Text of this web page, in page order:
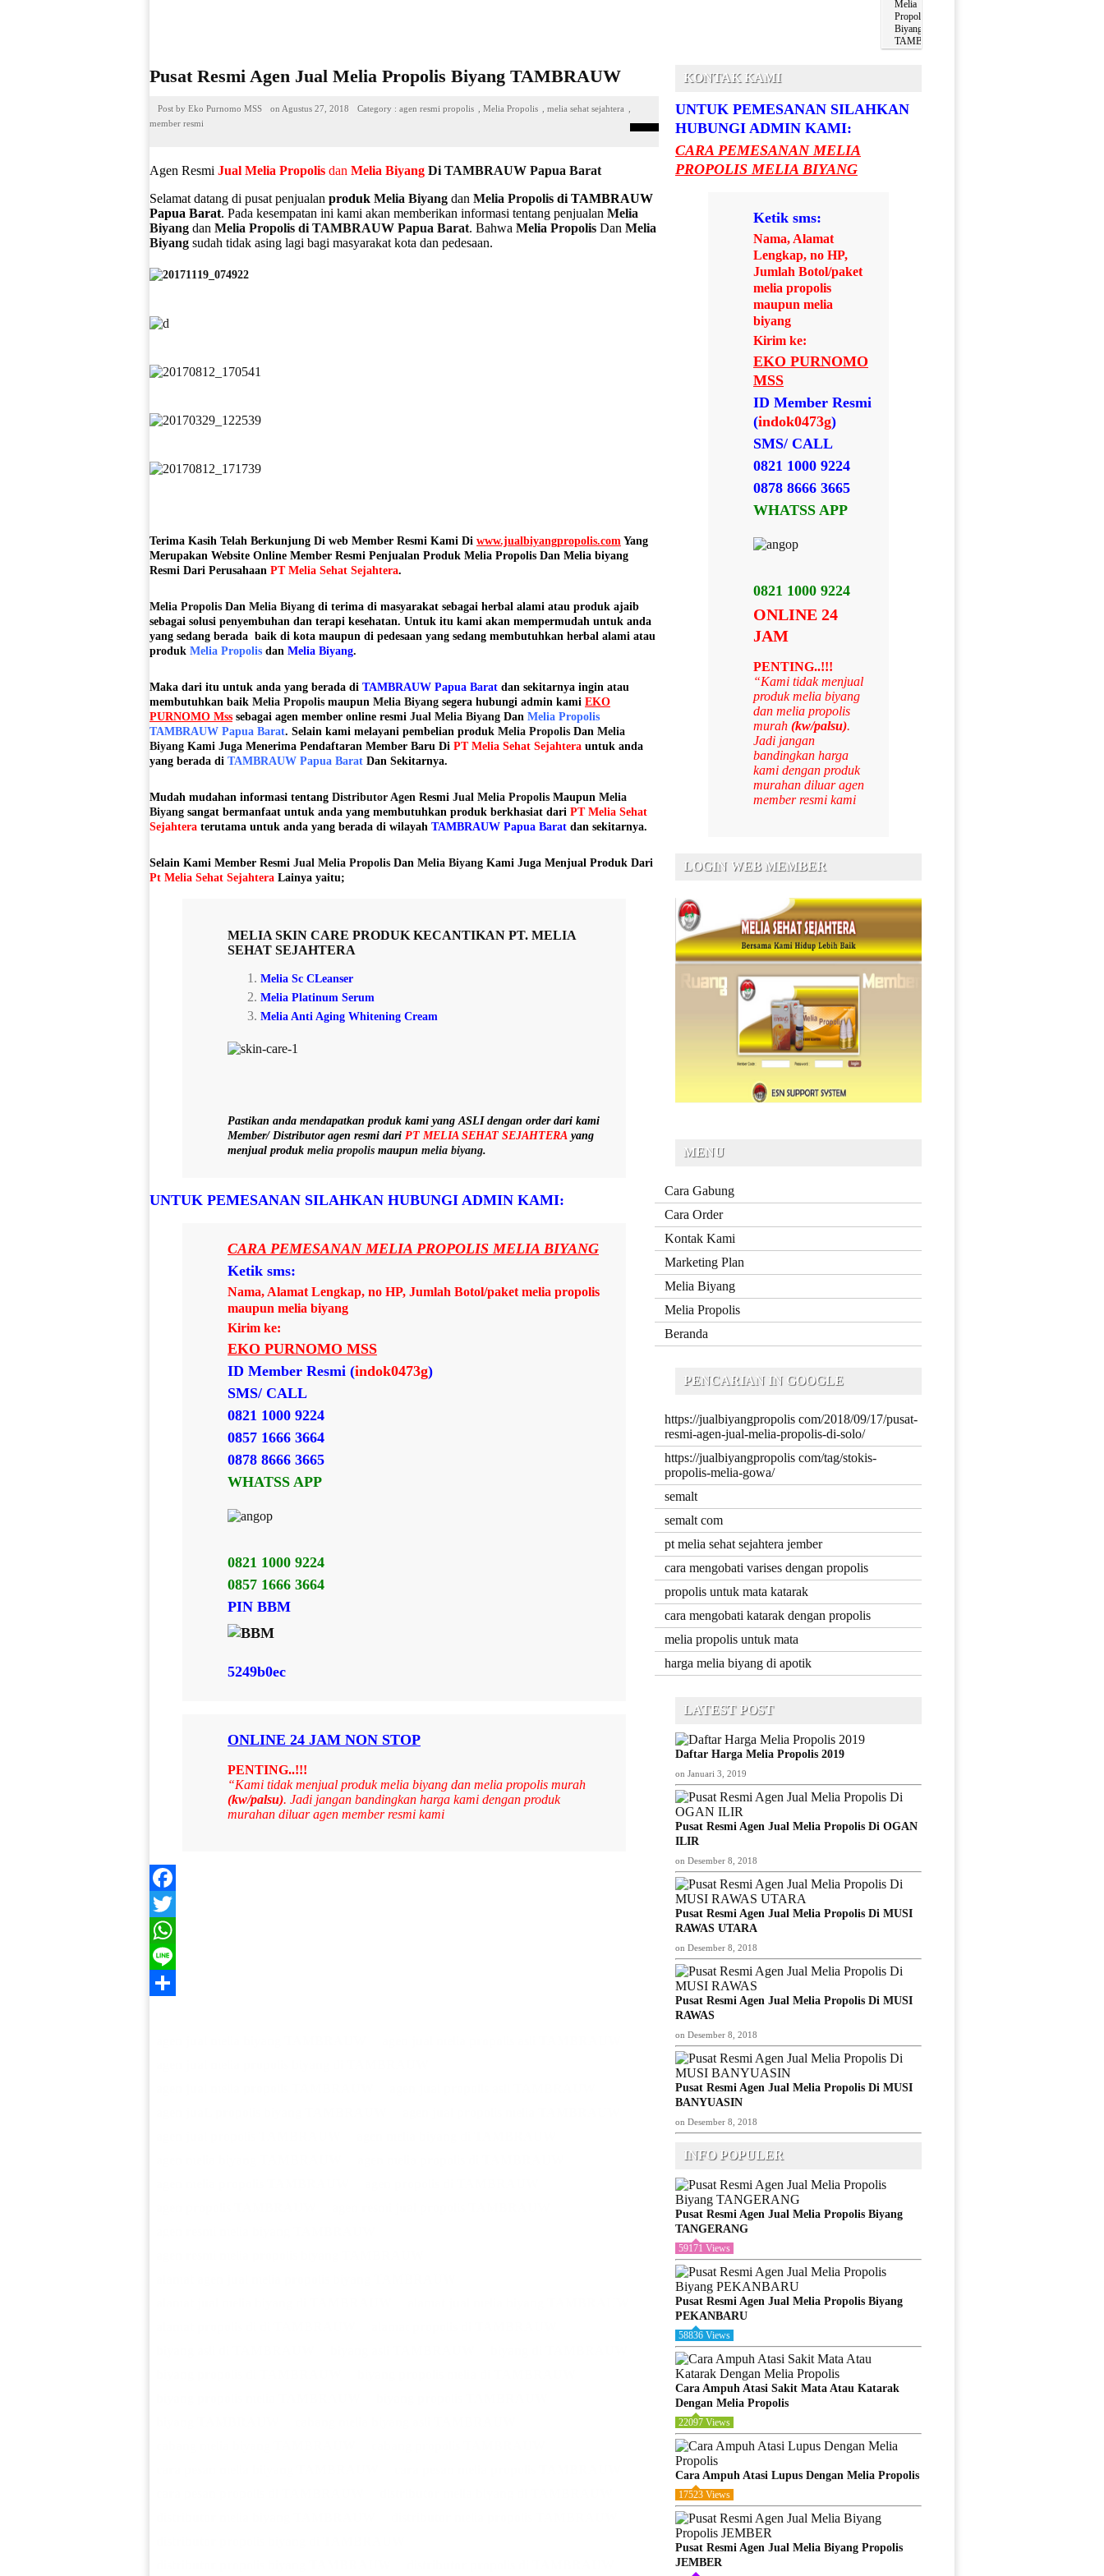
Melia
Propolis
Biyang
TAMBRAUW
Pusat Resmi Agen Jual Melia Propolis Biyang TAMBRAUW
Post by Eko Purnomo MSS on Agustus 27, 2018 Category : agen resmi propolis Melia Propolis melia sehat sejahtera
member resmi
Agen Resmi Jual Melia Propolis dan Melia Biyang Di TAMBRAUW Papua Barat
Selamat datang di pusat penjualan produk Melia Biyang dan Melia Propolis di TAMBRAUW
Papua Barat. Pada kesempatan ini kami akan memberikan informasi tentang penjualan Melia
Biyang dan Melia Propolis di TAMBRAUW Papua Barat. Bahwa Melia Propolis Dan Melia
Biyang sudah tidak asing lagi bagi masyarakat kota dan pedesaan.
Terima Kasih Telah Berkunjung Di web Member Resmi Kami Di www.jualbiyangpropolis.com Yang
Merupakan Website Online Member Resmi Penjualan Produk Melia Propolis Dan Melia biyang
Resmi Dari Perusahaan PT Melia Sehat Sejahtera.
Melia Propolis Dan Melia Biyang di terima di masyarakat sebagai herbal alami atau produk ajaib
sebagai solusi penyembuhan dan terapi kesehatan. Untuk itu kami akan mempermudah untuk anda
yang sedang berada baik di kota maupun di pedesaan yang sedang membutuhkan herbal alami atau
produk Melia Propolis dan Melia Biyang.
Maka dari itu untuk anda yang berada di TAMBRAUW Papua Barat dan sekitarnya ingin atau
membutuhkan baik Melia Propolis maupun Melia Biyang segera hubungi admin kami EKO
PURNOMO Mss sebagai agen member online resmi Jual Melia Biyang Dan Melia Propolis
TAMBRAUW Papua Barat. Selain kami melayani pembelian produk Melia Propolis Dan Melia
Biyang Kami Juga Menerima Pendaftaran Member Baru Di PT Melia Sehat Sejahtera untuk anda
yang berada di TAMBRAUW Papua Barat Dan Sekitarnya.
Mudah mudahan informasi tentang Distributor Agen Resmi Jual Melia Propolis Maupun Melia
Biyang sangat bermanfaat untuk anda yang membutuhkan produk berkhasiat dari PT Melia Sehat
Sejahtera terutama untuk anda yang berada di wilayah TAMBRAUW Papua Barat dan sekitarnya.
Selain Kami Member Resmi Jual Melia Propolis Dan Melia Biyang Kami Juga Menjual Produk Dari
Pt Melia Sehat Sejahtera Lainya yaitu;
MELIA SKIN CARE PRODUK KECANTIKAN PT. MELIA
SEHAT SEJAHTERA
Melia Sc CLeanser
Melia Platinum Serum
Melia Anti Aging Whitening Cream
Pastikan anda mendapatkan produk kami yangASLI dengan order dari kami
Member/ Distributor agen resmi dari PT MELIA SEHAT SEJAHTERA yang
menjual produk melia propolis maupun melia biyang.
UNTUK PEMESANAN SILAHKAN HUBUNGI ADMIN KAMI:
CARA PEMESANAN MELIA PROPOLIS MELIA BIYANG
Ketik sms:
Nama, Alamat Lengkap, no HP, Jumlah Botol/paket melia propolis
maupun melia biyang
Kirim ke:
EKO PURNOMO MSS
ID Member Resmi (indok0473g)
SMS/ CALL
0821 1000 9224
0857 1666 3664
0878 8666 3665
WHATSS APP
0821 1000 9224
0857 1666 3664
PIN BBM
5249b0ec
ONLINE 24 JAM NON STOP
PENTING..!!!
“Kami tidak menjual produk melia biyang dan melia propolis murah
(kw/palsu). Jadi jangan bandingkan harga kami dengan produk
murahan diluar agen member resmi kami
Facebook
Twitter
WhatsApp
Line
KONTAK KAMI
UNTUK PEMESANAN SILAHKAN
HUBUNGI ADMIN KAMI:
CARA PEMESANAN MELIA
PROPOLIS MELIA BIYANG
Ketik sms:
Nama, Alamat
Lengkap, no HP,
Jumlah Botol/paket
melia propolis
maupun melia
biyang
Kirim ke:
EKO PURNOMO
MSS
ID Member Resmi
(indok0473g)
SMS/ CALL
0821 1000 9224
0878 8666 3665
WHATSS APP
0821 1000 9224
ONLINE 24
JAM
PENTING..!!!
“Kami tidak menjual
produk melia biyang
dan melia propolis
murah (kw/palsu).
Jadi jangan
bandingkan harga
kami dengan produk
murahan diluar agen
member resmi kami
LOGIN WEB MEMBER
MENU
Cara Gabung
Cara Order
Kontak Kami
Marketing Plan
Melia Biyang
Melia Propolis
Beranda
PENCARIAN IN GOOGLE
https://jualbiyangpropolis com/2018/09/17/pusat-
resmi-agen-jual-melia-propolis-di-solo/
https://jualbiyangpropolis com/tag/stokis-
propolis-melia-gowa/
semalt
semalt com
pt melia sehat sejahtera jember
cara mengobati varises dengan propolis
propolis untuk mata katarak
cara mengobati katarak dengan propolis
melia propolis untuk mata
harga melia biyang di apotik
LATEST POST
Daftar Harga Melia Propolis 2019
on Januari 3, 2019
Pusat Resmi Agen Jual Melia Propolis Di OGAN
ILIR
on Desember 8, 2018
Pusat Resmi Agen Jual Melia Propolis Di MUSI
RAWAS UTARA
on Desember 8, 2018
Pusat Resmi Agen Jual Melia Propolis Di MUSI
RAWAS
on Desember 8, 2018
Pusat Resmi Agen Jual Melia Propolis Di MUSI
BANYUASIN
on Desember 8, 2018
INFO POPULER
Pusat Resmi Agen Jual Melia Propolis Biyang
TANGERANG
59171 Views
Pusat Resmi Agen Jual Melia Propolis Biyang
PEKANBARU
58836 Views
Cara Ampuh Atasi Sakit Mata Atau Katarak
Dengan Melia Propolis
22097 Views
Cara Ampuh Atasi Lupus Dengan Melia Propolis
17523 Views
Pusat Resmi Agen Jual Melia Biyang Propolis
JEMBER